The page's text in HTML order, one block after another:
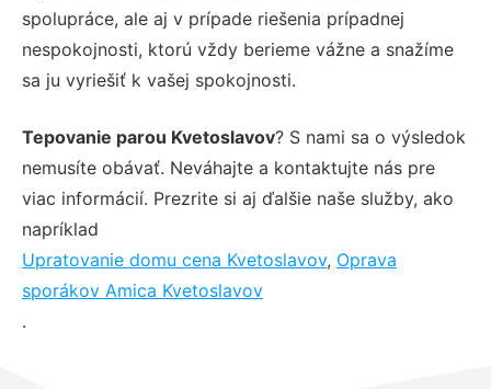
spolupráce, ale aj v prípade riešenia prípadnej
nespokojnosti, ktorú vždy berieme vážne a snažíme
sa ju vyriešiť k vašej spokojnosti.
Tepovanie parou Kvetoslavov? S nami sa o výsledok
nemusíte obávať. Neváhajte a kontaktujte nás pre
viac informácií. Prezrite si aj ďalšie naše služby, ako
napríklad
Upratovanie domu cena Kvetoslavov, Oprava
sporákov Amica Kvetoslavov
.